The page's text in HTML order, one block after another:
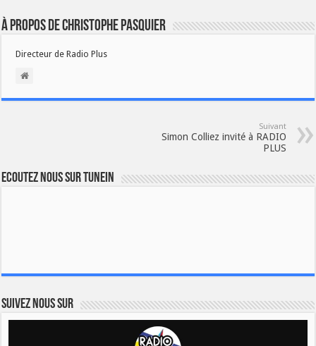
À propos de Christophe PASQUIER
Directeur de Radio Plus
Suivant
Simon Colliez invité à RADIO
PLUS
Ecoutez nous sur TuneIn
Suivez nous sur